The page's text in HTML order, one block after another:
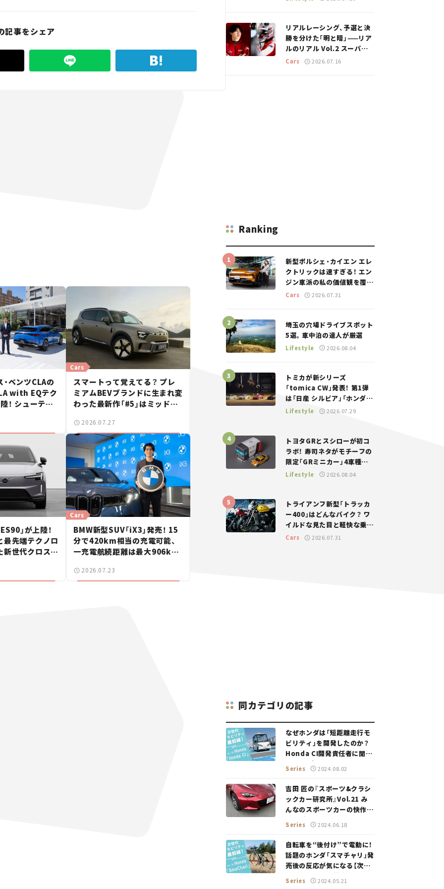
記事をシェア
ベンツCLAの
with EQテク
！ シューティ
Cars
スマートって覚えてる？ プレ
ミアムBEVブランドに生まれ変
わった最新作「#5」はミッドサ
マたち#18】
2026.07.27
」が上陸！
最先端テクノロ
新世代クロスオ
Cars
BMW新型SUV「iX3」発売！ 15
分で420km相当の充電可能、
一充電航続距離は最大906km
場【新車ニュース】
2026.07.23
リアルレーシング、予選と決
勝を分けた「明と暗」——リア
ルのリアル Vol.2 スーパー
GT 2026開幕戦 岡山国際サ
Cars 2026.07.16
Ranking
新型ポルシェ・カイエン エレ
クトリックは速すぎる！ エン
ジン車派の私の価値観を覆し
た、新しいポルシェの走り。
Cars 2026.07.31
埼玉の穴場ドライブスポット
5選。車中泊の達人が厳選
Lifestyle 2026.08.04
トミカが新シリーズ
「tomica CW」発表！ 第1弾
は「日産 シルビア」「ホンダ
NSX」が登場。世界が注目す
Lifestyle 2026.07.29
トヨタGRとスシローが初コ
ラボ！ 寿司ネタがモチーフの
限定「GRミニカー」4車種が
登場。入手方法は？【クルマ
Lifestyle 2026.08.04
トライアンフ新型「トラッカ
ー400」はどんなバイク？ ワ
イルドな見た目と軽快な乗り
味を両立した400ccフラット
Cars 2026.07.31
同カテゴリの記事
なぜホンダは「短距離走行モ
ビリティ」を開発したのか？
Honda CI開発責任者に聞い
てみた【次世代モビリティ最
前線！ Vol.5】
Series 2024.08.02
吉田 匠の『スポーツ&クラシ
ックカー研究所』Vol.21 み
んなのスポーツカーの快作、
マツダ・ロードスター。
Series 2024.06.18
自転車を“後付け”で電動に！
話題のホンダ「スマチャリ」発
売後の反応が気になる【次世
代モビリティ最前線！Vol.4】
Series 2024.05.21